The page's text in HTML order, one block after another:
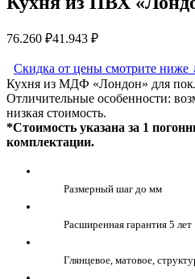
76.260 ₽41.943 ₽
Скидка от цены смотрите ниже
Кухня из МДФ «Лондон» для
Отличительные особенности:
низкая стоимость.
*Стоимость указана за 1
комплектации.
Размерный шаг до мм
Расширенная гарантия 5 лет
Глянцевое, матовое,